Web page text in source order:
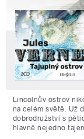
Lincolnův ostrov
na celém světě. Už
dobrodružství s
hlavně nejedno